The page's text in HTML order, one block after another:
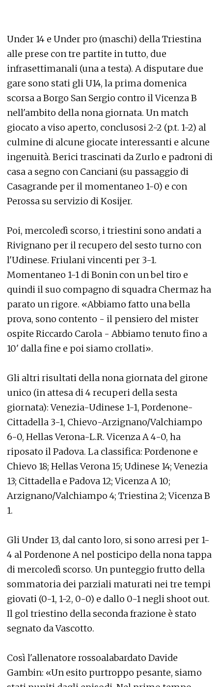
Under 14 e Under pro (maschi) della Triestina
alle prese con tre partite in tutto, due
infrasettimanali (una a testa). A disputare due
gare sono stati gli U14, la prima domenica
scorsa a Borgo San Sergio contro il Vicenza B
nell'ambito della nona giornata. Un match
giocato a viso aperto, conclusosi 2-2 (p.t. 1-2) al
culmine di alcune giocate interessanti e alcune
ingenuità. Berici trascinati da Zurlo e padroni di
casa a segno con Canciani (su passaggio di
Casagrande per il momentaneo 1-0) e con
Perossa su servizio di Kosijer.
Poi, mercoledì scorso, i triestini sono andati a
Rivignano per il recupero del sesto turno con
l'Udinese. Friulani vincenti per 3-1.
Momentaneo 1-1 di Bonin con un bel tiro e
quindi il suo compagno di squadra Chermaz ha
parato un rigore. «Abbiamo fatto una bella
prova, sono contento - il pensiero del mister
ospite Riccardo Carola - Abbiamo tenuto fino a
10' dalla fine e poi siamo crollati».
Gli altri risultati della nona giornata del girone
unico (in attesa di 4 recuperi della sesta
giornata): Venezia-Udinese 1-1, Pordenone-
Cittadella 3-1, Chievo-Arzignano/Valchiampo
6-0, Hellas Verona-L.R. Vicenza A 4-0, ha
riposato il Padova. La classifica: Pordenone e
Chievo 18; Hellas Verona 15; Udinese 14; Venezia
13; Cittadella e Padova 12; Vicenza A 10;
Arzignano/Valchiampo 4; Triestina 2; Vicenza B
1.
Gli Under 13, dal canto loro, si sono arresi per 1-
4 al Pordenone A nel posticipo della nona tappa
di mercoledì scorso. Un punteggio frutto della
sommatoria dei parziali maturati nei tre tempi
giovati (0-1, 1-2, 0-0) e dallo 0-1 negli shoot out.
Il gol triestino della seconda frazione è stato
segnato da Vascotto.
Così l'allenatore rossoalabardato Davide
Gambin: «Un esito purtroppo pesante, siamo